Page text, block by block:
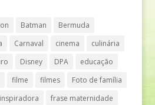
Batman
Bermuda
Carnaval cinema
culinária
Disney DPA
educação
filme filmes
Foto de família
frase maternidade